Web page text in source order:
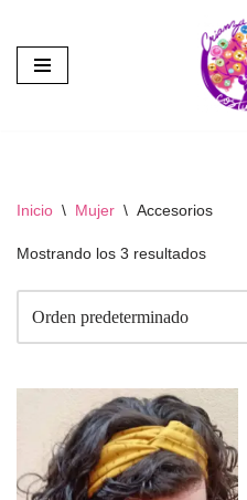
Saltar
al
Inicio \ Mujer \ Accesorios
Mostrando los 3 resultados